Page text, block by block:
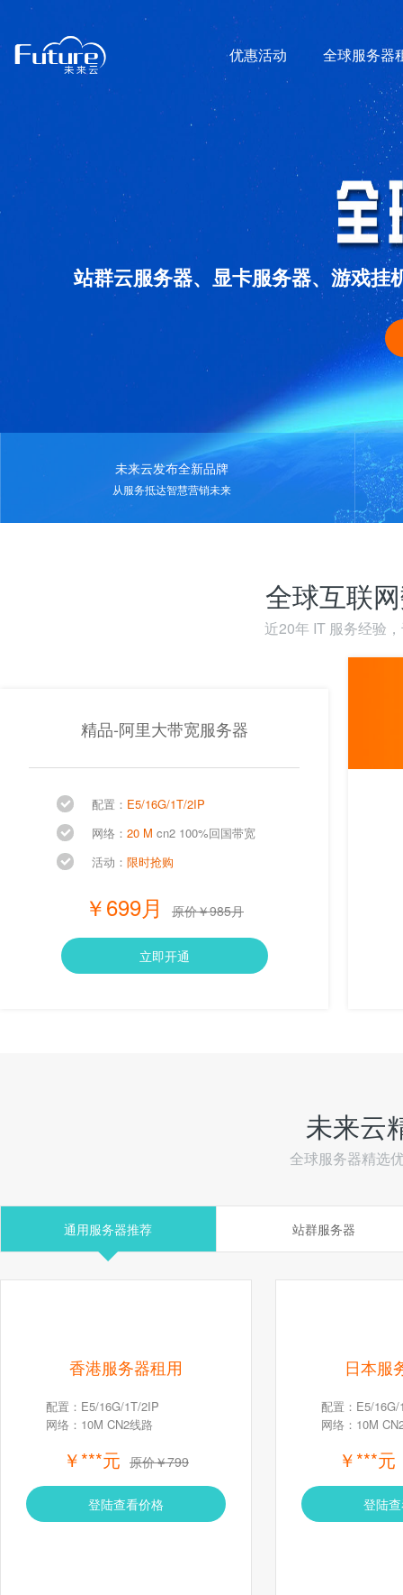
优惠活动 全球服务器
站群云服务器、显卡服务器、游戏
未来云发布全新品牌
从服务抵达智慧营销未来
全球互联
近20年 IT 服务经验
精品-阿里大带宽服务器
配置： E5/16G/1T/2IP
网络： 20 M cn2 100%回国带宽
活动： 限时抢购
￥699月 原价￥985月
立即开通
未来云
全球服务器精选
通用服务器推荐 站群服务器
香港服务器租用
配置：E5/16G/1T/2IP
网络：10M CN2线路
￥***元 原价￥799
登陆查看价格
日本服
配置：E5/
网络：10M
￥***元
登陆